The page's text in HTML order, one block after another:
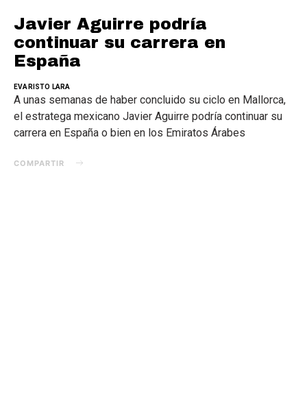
Javier Aguirre podría
continuar su carrera en
España
EVARISTO LARA
A unas semanas de haber concluido su ciclo en Mallorca,
el estratega mexicano Javier Aguirre podría continuar su
carrera en España o bien en los Emiratos Árabes
COMPARTIR